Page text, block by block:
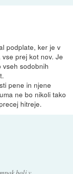
podplate, ker je v
prej kot nov. Je
sodobnih
pene in njene
ne bo nikoli tako
hitreje.